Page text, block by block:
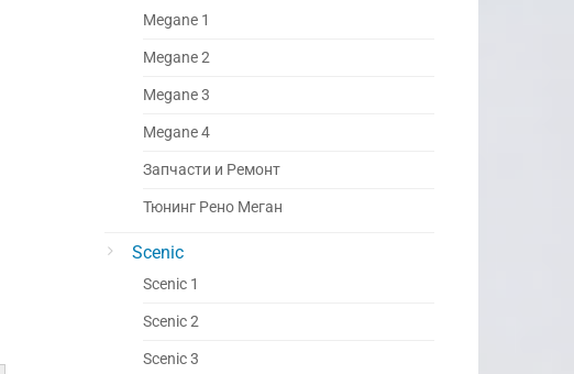
Megane 1
Megane 2
Megane 3
Megane 4
Запчасти и Ремонт
Тюнинг Рено Меган
Scenic
Scenic 1
Scenic 2
Scenic 3